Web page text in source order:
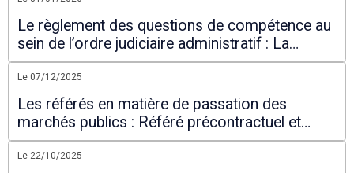
Le règlement des questions de compétence au
sein de l’ordre judiciaire administratif : La
nécessaire réforme
Le 07/12/2025
Les référés en matière de passation des
marchés publics : Référé précontractuel et
référé contractuel
Le 22/10/2025